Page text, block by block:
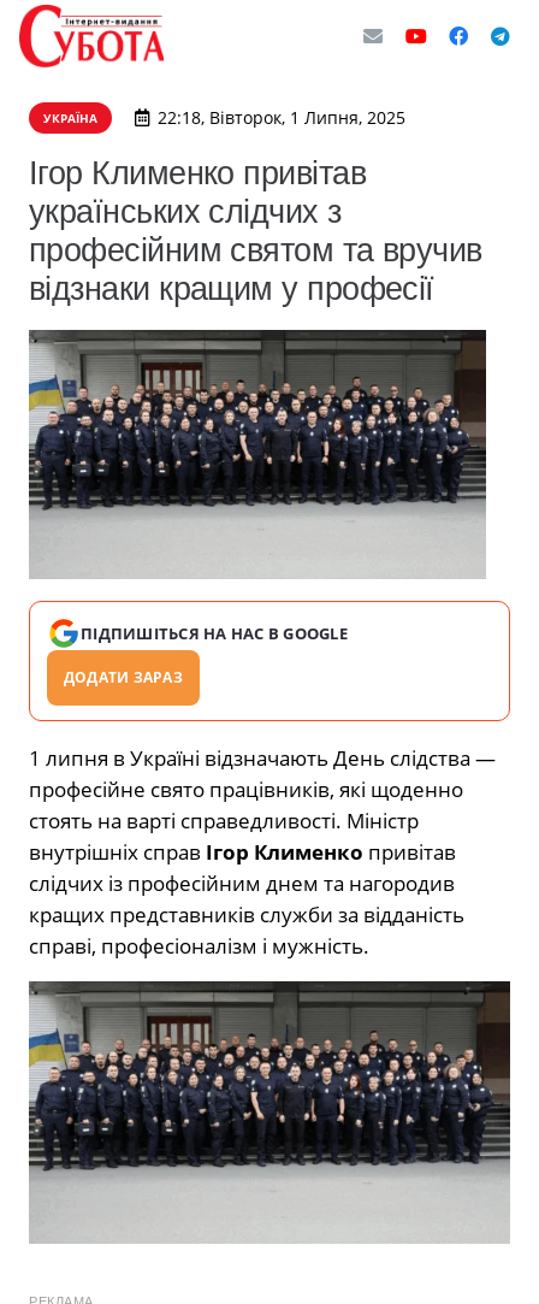
УКРАЇНА 22:18, Вівторок, 1 Липня, 2025
Ігор Клименко привітав
українських слідчих з
професійним святом та вручив
відзнаки кращим у професії
ПІДПИШІТЬСЯ НА НАС В GOOGLE
ДОДАТИ ЗАРАЗ
1 липня в Україні відзначають День слідства —
професійне свято працівників, які щоденно
стоять на варті справедливості. Міністр
внутрішніх справ Ігор Клименко привітав
слідчих із професійним днем та нагородив
кращих представників служби за відданість
справі, професіоналізм і мужність.